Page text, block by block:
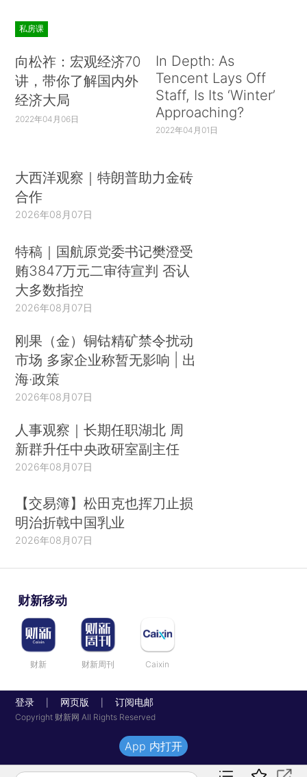
私房课
向松祚：宏观经济70
讲，带你了解国内外
经济大局
2022年04月06日
In Depth: As
Tencent Lays Off
Staff, Is Its ‘Winter’
Approaching?
2022年04月01日
大西洋观察｜特朗普助力金砖
合作
2026年08月07日
特稿｜国航原党委书记樊澄受
贿3847万元二审待宣判 否认
大多数指控
2026年08月07日
刚果（金）铜钴精矿禁令扰动
市场 多家企业称暂无影响 | 出
海·政策
2026年08月07日
人事观察｜长期任职湖北 周
新群升任中央政研室副主任
2026年08月07日
【交易簿】松田克也挥刀止损
明治折戟中国乳业
2026年08月07日
财新移动
财新 财新周刊 Caixin
登录 网页版 订阅电邮
Copyright 财新网 All Rights Reserved
App 内打开